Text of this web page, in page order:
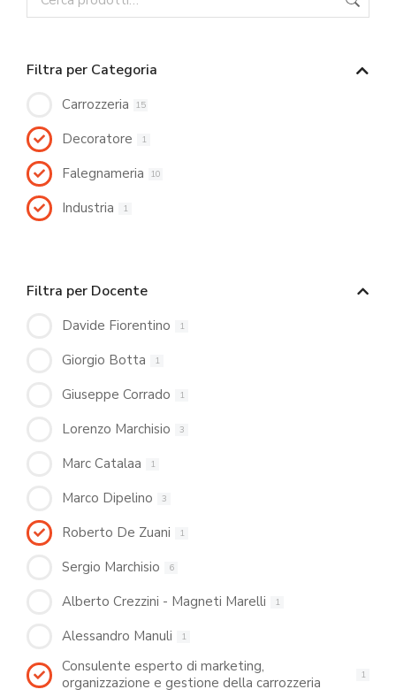
Filtra per Categoria
Carrozzeria 15
Decoratore 1
Falegnameria 10
Industria 1
Filtra per Docente
Davide Fiorentino 1
Giorgio Botta 1
Giuseppe Corrado 1
Lorenzo Marchisio 3
Marc Catalaa 1
Marco Dipelino 3
Roberto De Zuani 1
Sergio Marchisio 6
Alberto Crezzini - Magneti Marelli 1
Alessandro Manuli 1
Consulente esperto di marketing,
organizzazione e gestione della carrozzeria
1